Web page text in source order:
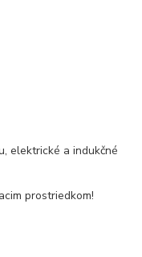
elektrické a indukčné
prostriedkom!